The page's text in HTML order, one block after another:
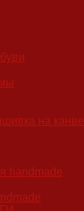
на канве
handmade